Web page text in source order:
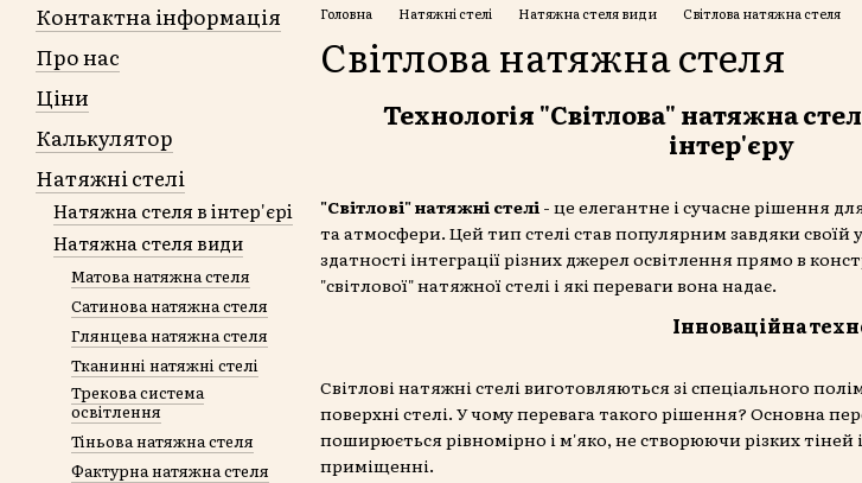
Головна Натяжні стелі Натяжна стеля види Світлова натяжна стеля
Світлова натяжна стеля
Технологія "Світлова" натяжна
інтер'єру
"Світлові" натяжні стелі - це елегантне і сучасне рішення
та атмосфери. Цей тип стелі став популярним завдяки своїй
здатності інтеграції різних джерел освітлення прямо в
"світлової" натяжної стелі і які переваги вона надає.
Інноваційна
Світлові натяжні стелі виготовляються зі спеціального
поверхні стелі. У чому перевага такого рішення? Основна
поширюється рівномірно і м'яко, не створюючи різких тіней
приміщенні.
Контактна інформація
Про нас
Ціни
Калькулятор
Натяжні стелі
Натяжна стеля в інтер'єрі
Натяжна стеля види
Матова натяжна стеля
Сатинова натяжна стеля
Глянцева натяжна стеля
Тканинні натяжні стелі
Трекова система
освітлення
Тіньова натяжна стеля
Фактурна натяжна стеля